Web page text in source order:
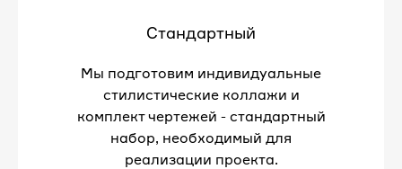
Стандартный
Мы подготовим индивидуальные
стилистические коллажи и
комплект чертежей - стандартный
набор, необходимый для
реализации проекта.